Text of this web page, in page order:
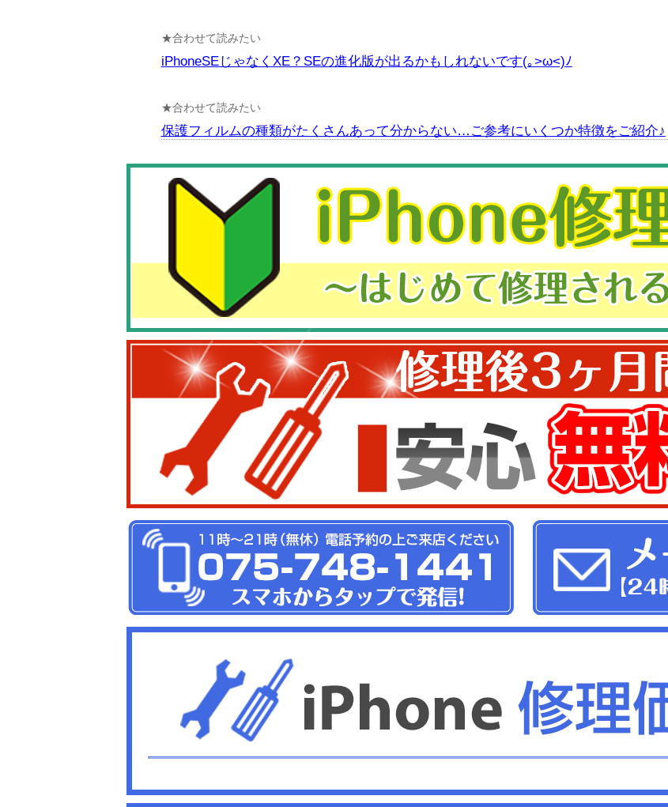
★合わせて読みたい
iPhoneSEじゃなくXE？SEの進化版が出るかもしれないです(｡>ω<)ﾉ
★合わせて読みたい
保護フィルムの種類がたくさんあって分からない…ご参考にいくつか特徴をご紹介♪